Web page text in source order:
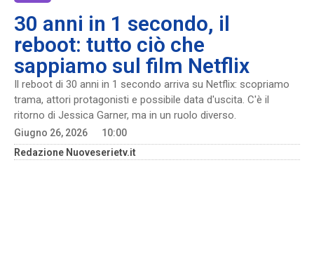
30 anni in 1 secondo, il
reboot: tutto ciò che
sappiamo sul film Netflix
Il reboot di 30 anni in 1 secondo arriva su Netflix: scopriamo
trama, attori protagonisti e possibile data d'uscita. C'è il
ritorno di Jessica Garner, ma in un ruolo diverso.
Giugno 26, 2026
10:00
Redazione Nuoveserietv.it